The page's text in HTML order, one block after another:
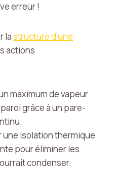
erreur !
lastructure d’une
actions
maximum de vapeur
paroi grâce à un pare-
une isolation thermique
pour éliminer les
condenser.